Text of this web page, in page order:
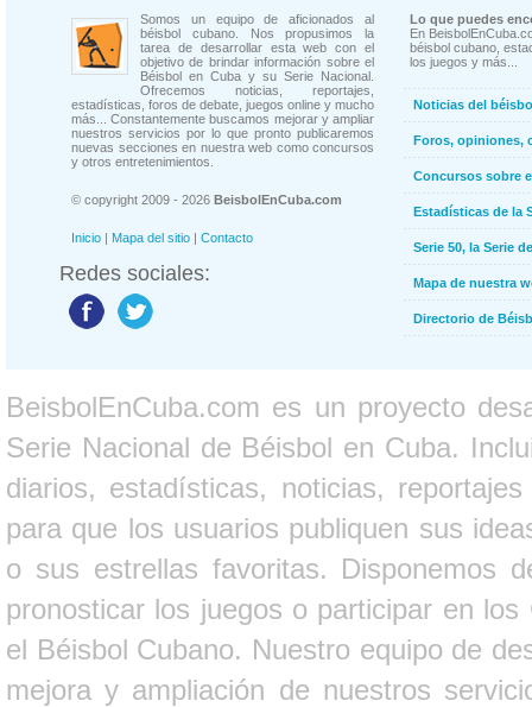
Somos un equipo de aficionados al
béisbol cubano. Nos propusimos la
tarea de desarrollar esta web con el
objetivo de brindar información sobre el
Béisbol en Cuba y su Serie Nacional.
Ofrecemos noticias, reportajes,
estadísticas, foros de debate, juegos online y mucho
más... Constantemente buscamos mejorar y ampliar
nuestros servicios por lo que pronto publicaremos
nuevas secciones en nuestra web como concursos
y otros entretenimientos.
© copyright 2009 - 2026 BeisbolEnCuba.com
Inicio | Mapa del sitio | Contacto
Redes sociales:
Lo que puedes
En
béisbol cubano,
los juegos y más...
Noticias del
Foros, opiniones,
Concursos sobre
Estadísticas de la
Serie 50, la Serie
Mapa de nuestra
Directorio de
BeisbolEnCuba.com es un proyecto
Serie Nacional de Béisbol en Cuba.
diarios, estadísticas, noticias,
para que los usuarios publiquen sus
o sus estrellas favoritas. Disponemos
pronosticar los juegos o participar en
el Béisbol Cubano. Nuestro equipo de
mejora y ampliación de nuestros